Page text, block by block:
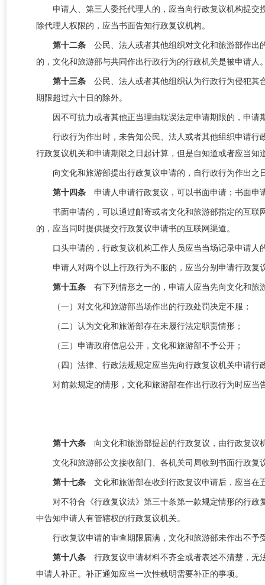
申请人、第三人委托代理人的，应当向行政复议机构提
除代理人权限的，应当书面告知行政复议机构。
第十二条 公民、法人或者其他组织对文化和旅游部作
的，文化和旅游部与共同作出行政行为的行政机关是被申请人
第十三条 公民、法人或者其他组织认为行政行为侵犯其
期限超过六十日的除外。
因不可抗力或者其他正当理由耽误法定申请期限的，申请
行政行为作出时，未告知公民、法人或者其他组织申请
行政复议机关和申请期限之日起计算，但是自知道或者应当
向文化和旅游部提出行政复议申请的，自行政行为作出
第十四条 申请人申请行政复议，可以书面申请；书面申
书面申请的，可以通过邮寄或者文化和旅游部指定的互
的，应当同时提供提交行政复议申请书的互联网渠道。
口头申请的，行政复议机构工作人员应当当场记录申请
申请人对两个以上行政行为不服的，应当分别申请行政复
第十五条 有下列情形之一的，申请人应当先向文化和旅
（一）对文化和旅游部当场作出的行政处罚决定不服；
（二）认为文化和旅游部存在未履行法定职责情形；
（三）申请政府信息公开， 文化和旅游部不予公开；
（四）法律、行政法规规定应当先向行政复议机关申请行
对前款规定的情形， 文化和旅游部在作出行政行为时应当
第十六条 向文化和旅游部提起的行政复议，由行政复议
文化和旅游部公文接收部门、各机关司局收到书面行政复
第十七条 文化和旅游部在收到行政复议申请后，应当
对不符合《行政复议法》第三十条第一款规定情形的行
中告知申请人有管辖权的行政复议机关。
行政复议申请的审查期限届满，文化和旅游部未作出不
第十八条 行政复议申请材料不齐全或者表述不清楚，
申请人补正。补正通知应当一次性载明需要补正的事项。